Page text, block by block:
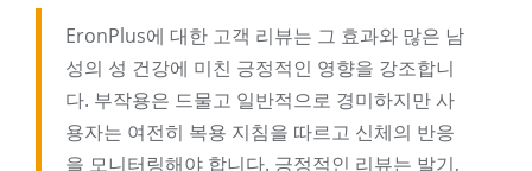
EronPlus에 대한 고객 리뷰는 그 효과와 많은 남
성의 성 건강에 미친 긍정적인 영향을 강조합니
다. 부작용은 드물고 일반적으로 경미하지만 사
용자는 여전히 복용 지침을 따르고 신체의 반응
을 모니터링해야 합니다. 긍정적인 리뷰는 발기,